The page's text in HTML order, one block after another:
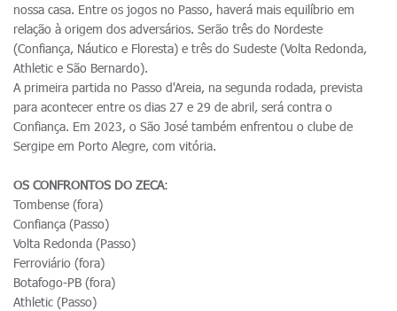
nossa casa. Entre os jogos no Passo, haverá mais equilíbrio em
relação à origem dos adversários. Serão três do Nordeste
(Confiança, Náutico e Floresta) e três do Sudeste (Volta Redonda,
Athletic e São Bernardo).
A primeira partida no Passo d'Areia, na segunda rodada, prevista
para acontecer entre os dias 27 e 29 de abril, será contra o
Confiança. Em 2023, o São José também enfrentou o clube de
Sergipe em Porto Alegre, com vitória.
OS CONFRONTOS DO ZECA:
Tombense (fora)
Confiança (Passo)
Volta Redonda (Passo)
Ferroviário (fora)
Botafogo-PB (fora)
Athletic (Passo)